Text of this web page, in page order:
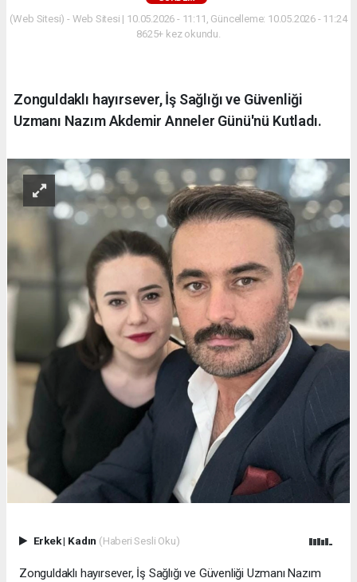
(Web Sitesi) - Web Sitesi | 10.05.2026 - 11:11, Güncelleme: 10.05.2026 - 11:24
8625+ kez okundu.
Zonguldaklı hayırsever, İş Sağlığı ve Güvenliği
Uzmanı Nazım Akdemir Anneler Günü'nü Kutladı.
Erkek| Kadın (Haberi Sesli Oku)
Zonguldaklı hayırsever, İş Sağlığı ve Güvenliği Uzmanı Nazım